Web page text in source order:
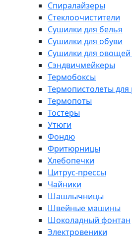
Спиралайзеры
Стеклоочистители
Сушилки для белья
Сушилки для обуви
Сушилки для овощей
Сэндвичмейкеры
Термобоксы
Термопистолеты для
Термопоты
Тостеры
Утюги
Фондю
Фритюрницы
Хлебопечки
Цитрус-прессы
Чайники
Шашлычницы
Швейные машины
Шоколадный фонтан
Электровеники